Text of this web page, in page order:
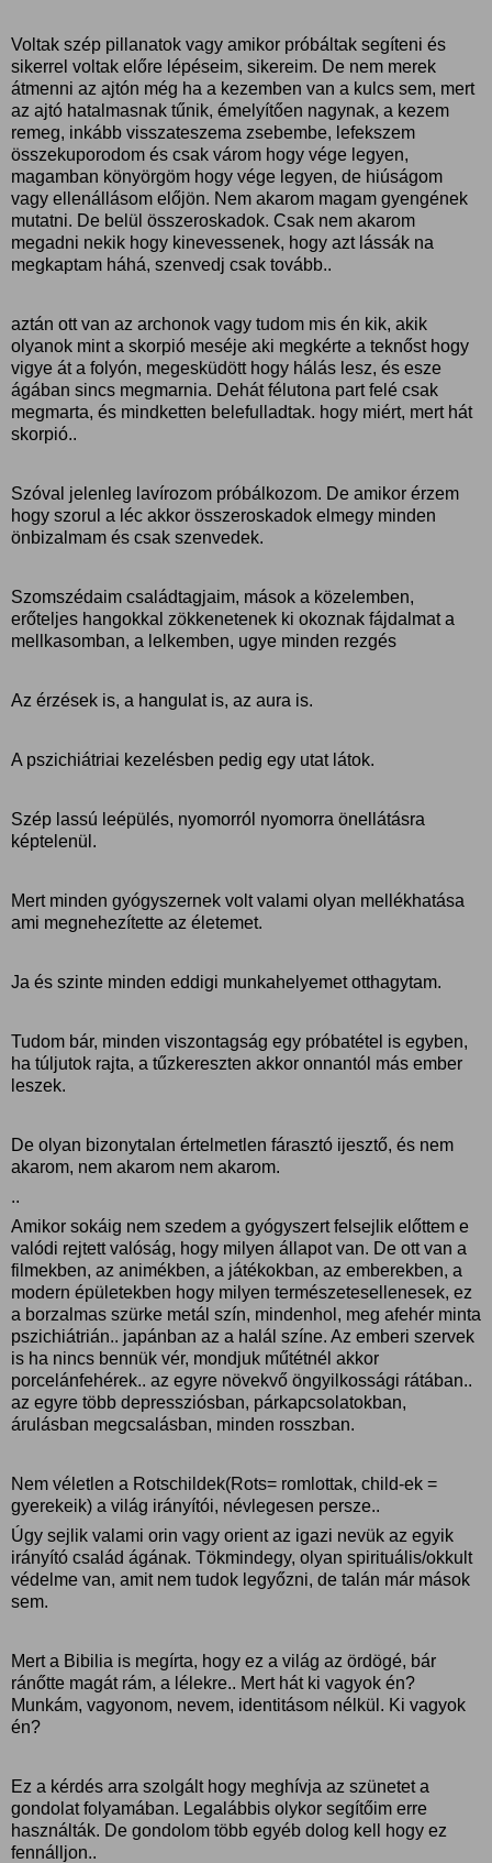
Voltak szép pillanatok vagy amikor próbáltak segíteni és
sikerrel voltak előre lépéseim, sikereim. De nem merek
átmenni az ajtón még ha a kezemben van a kulcs sem, mert
az ajtó hatalmasnak tűnik, émelyítően nagynak, a kezem
remeg, inkább visszateszema zsebembe, lefekszem
összekuporodom és csak várom hogy vége legyen,
magamban könyörgöm hogy vége legyen, de hiúságom
vagy ellenállásom előjön. Nem akarom magam gyengének
mutatni. De belül összeroskadok. Csak nem akarom
megadni nekik hogy kinevessenek, hogy azt lássák na
megkaptam háhá, szenvedj csak tovább..
aztán ott van az archonok vagy tudom mis én kik, akik
olyanok mint a skorpió meséje aki megkérte a teknőst hogy
vigye át a folyón, megesküdött hogy hálás lesz, és esze
ágában sincs megmarnia. Dehát félutona part felé csak
megmarta, és mindketten belefulladtak. hogy miért, mert hát
skorpió..
Szóval jelenleg lavírozom próbálkozom. De amikor érzem
hogy szorul a léc akkor összeroskadok elmegy minden
önbizalmam és csak szenvedek.
Szomszédaim családtagjaim, mások a közelemben,
erőteljes hangokkal zökkenetenek ki okoznak fájdalmat a
mellkasomban, a lelkemben, ugye minden rezgés
Az érzések is, a hangulat is, az aura is.
A pszichiátriai kezelésben pedig egy utat látok.
Szép lassú leépülés, nyomorról nyomorra önellátásra
képtelenül.
Mert minden gyógyszernek volt valami olyan mellékhatása
ami megnehezítette az életemet.
Ja és szinte minden eddigi munkahelyemet otthagytam.
Tudom bár, minden viszontagság egy próbatétel is egyben,
ha túljutok rajta, a tűzkereszten akkor onnantól más ember
leszek.
De olyan bizonytalan értelmetlen fárasztó ijesztő, és nem
akarom, nem akarom nem akarom.
..
Amikor sokáig nem szedem a gyógyszert felsejlik előttem e
valódi rejtett valóság, hogy milyen állapot van. De ott van a
filmekben, az animékben, a játékokban, az emberekben, a
modern épületekben hogy milyen természetesellenesek, ez
a borzalmas szürke metál szín, mindenhol, meg afehér minta
pszichiátrián.. japánban az a halál színe. Az emberi szervek
is ha nincs bennük vér, mondjuk műtétnél akkor
porcelánfehérek.. az egyre növekvő öngyilkossági rátában..
az egyre több depressziósban, párkapcsolatokban,
árulásban megcsalásban, minden rosszban.
Nem véletlen a Rotschildek(Rots= romlottak, child-ek =
gyerekeik) a világ irányítói, névlegesen persze..
Úgy sejlik valami orin vagy orient az igazi nevük az egyik
irányító család ágának. Tökmindegy, olyan spirituális/okkult
védelme van, amit nem tudok legyőzni, de talán már mások
sem.
Mert a Bibilia is megírta, hogy ez a világ az ördögé, bár
ránőtte magát rám, a lélekre.. Mert hát ki vagyok én?
Munkám, vagyonom, nevem, identitásom nélkül. Ki vagyok
én?
Ez a kérdés arra szolgált hogy meghívja az szünetet a
gondolat folyamában. Legalábbis olykor segítőim erre
használták. De gondolom több egyéb dolog kell hogy ez
fennálljon..